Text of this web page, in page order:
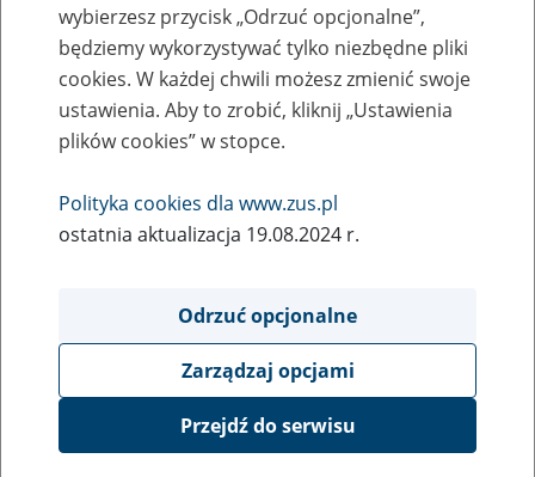
Ograniczenie w dostępie do portalu PUE
ZUS w nocy 1 kwietnia 2023 r.
31
March
2023
serwisowych 1 kwietnia od godziny 00:00 do godziny
01:00 mogą wystąpić ograniczenia w dostępie do portalu
Platformy Usług Elektronicznych i poszczególnych jego
wybierzesz przycisk „Odrzuć opcjonalne”,
będziemy wykorzystywać tylko niezbędne pliki
cookies. W każdej chwili możesz zmienić swoje
ustawienia. Aby to zrobić, kliknij „Ustawienia
plików cookies” w stopce.
Polityka cookies dla www.zus.pl
ostatnia aktualizacja 19.08.2024 r.
Odrzuć opcjonalne
Zarządzaj opcjami
Przejdź do serwisu